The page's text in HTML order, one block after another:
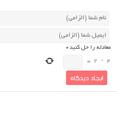
معادله را حل کنید*
4
−
2
=